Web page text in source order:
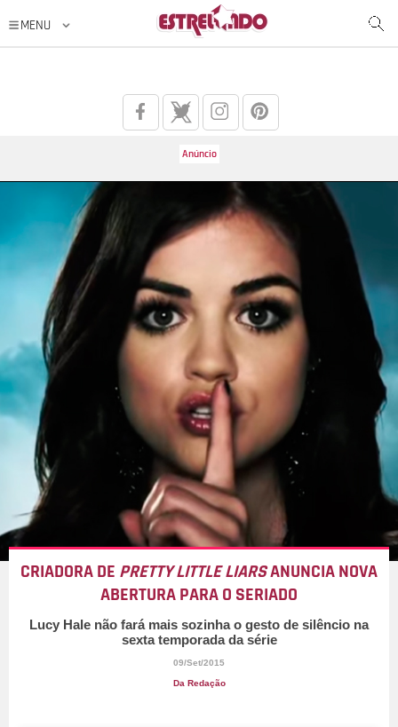
CRIADORA DE PRETTY LITTLE LIARSANUNCIA NOVA
ABERTURA PARA O SERIADO
Lucy Hale não fará mais sozinha o gesto de silêncio na
sexta temporada da série
09/Set/2015
Da Redação